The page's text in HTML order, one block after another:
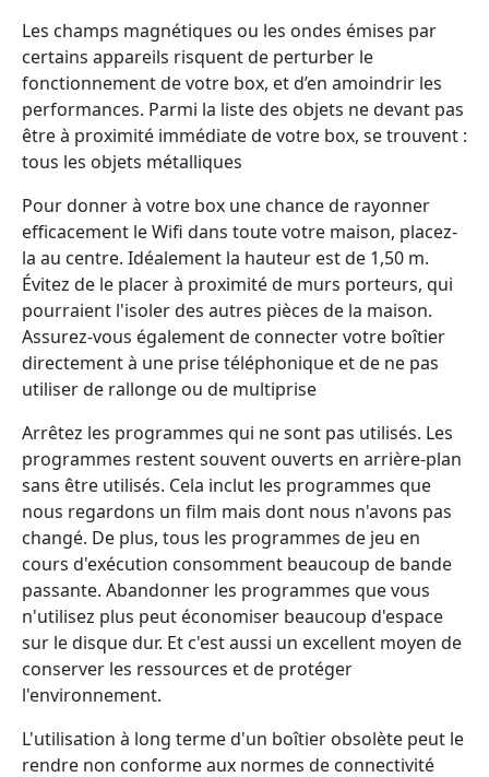
Les champs magnétiques ou les ondes émises par
certains appareils risquent de perturber le
fonctionnement de votre box, et d’en amoindrir les
performances. Parmi la liste des objets ne devant pas
être à proximité immédiate de votre box, se trouvent :
tous les objets métalliques
Pour donner à votre box une chance de rayonner
efficacement le Wifi dans toute votre maison, placez-
la au centre. Idéalement la hauteur est de 1,50 m.
Évitez de le placer à proximité de murs porteurs, qui
pourraient l'isoler des autres pièces de la maison.
Assurez-vous également de connecter votre boîtier
directement à une prise téléphonique et de ne pas
utiliser de rallonge ou de multiprise
Arrêtez les programmes qui ne sont pas utilisés. Les
programmes restent souvent ouverts en arrière-plan
sans être utilisés. Cela inclut les programmes que
nous regardons un film mais dont nous n'avons pas
changé. De plus, tous les programmes de jeu en
cours d'exécution consomment beaucoup de bande
passante. Abandonner les programmes que vous
n'utilisez plus peut économiser beaucoup d'espace
sur le disque dur. Et c'est aussi un excellent moyen de
conserver les ressources et de protéger
l'environnement.
L'utilisation à long terme d'un boîtier obsolète peut le
rendre non conforme aux normes de connectivité